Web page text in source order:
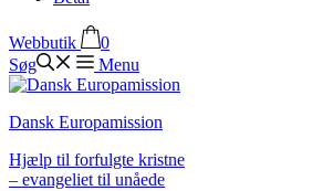
Webbutik
0
Søg
Menu
Dansk Europamission
Hjælp til forfulgte kristne
– evangeliet til unåede